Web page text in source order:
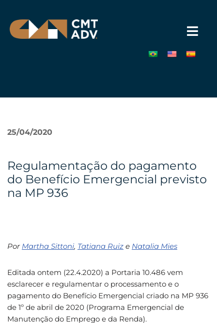
Pular
para
»
Regulamentação do pagamento
do Benefício Emergencial previsto
na MP 936
25/04/2020
Por Martha Sittoni, Tatiana Ruiz e Natalia Mies
Editada ontem (22.4.2020) a Portaria 10.486 vem
esclarecer e regulamentar o processamento e o
pagamento do Benefício Emergencial criado na MP 936
de 1º de abril de 2020 (Programa Emergencial de
Manutenção do Emprego e da Renda).